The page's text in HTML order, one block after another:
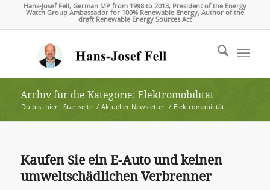
Hans-Josef Fell, German MP from 1998 to 2013, President of the Energy
Watch Group Ambassador for 100% Renewable Energy, Author of the
draft Renewable Energy Sources Act
Archiv für die Kategorie: Elektromobilität
Du bist hier: Startseite / Aktueller Newsletter / Elektromobilität
Kaufen Sie ein E-Auto und keinen
umweltschädlichen Verbrenner